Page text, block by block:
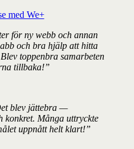
med We+
för ny webb och annan
och bra hjälp att hitta
toppenbra samarbeten
tillbaka!”
blev jättebra —
konkret. Många uttryckte
uppnått helt klart!”